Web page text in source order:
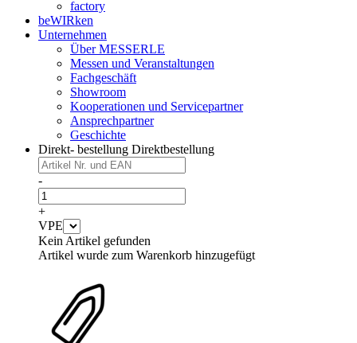
factory
beWIRken
Unternehmen
Über MESSERLE
Messen und Veranstaltungen
Fachgeschäft
Showroom
Kooperationen und Servicepartner
Ansprechpartner
Geschichte
Direkt- bestellung Direktbestellung
-
+
VPE
Kein Artikel gefunden
Artikel wurde zum Warenkorb hinzugefügt